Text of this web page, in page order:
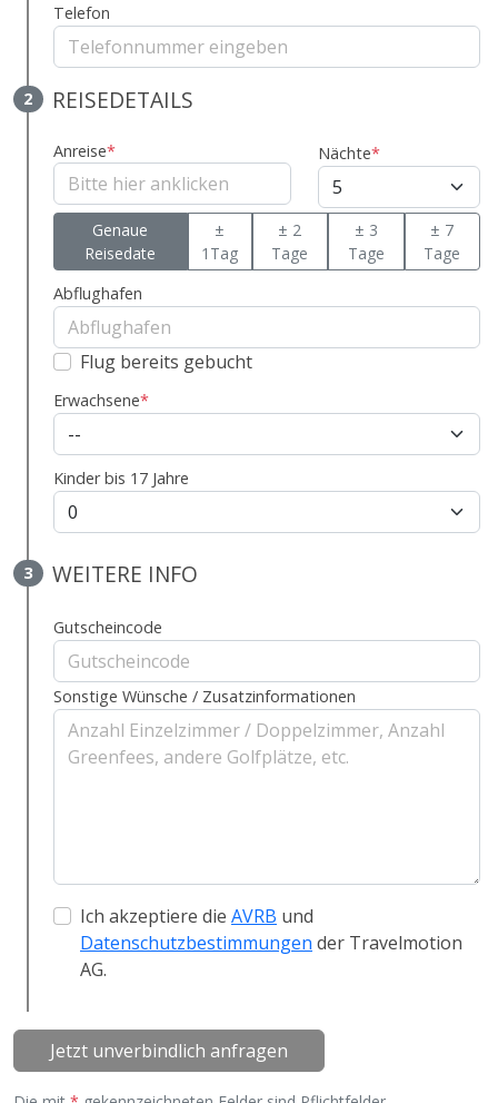
Telefon
2 REISEDETAILS
Anreise* Nächte*
Genaue
Reisedate
±
1Tag
± 2
Tage
± 3
Tage
± 7
Tage
Abflughafen
Flug bereits gebucht
Erwachsene*
Kinder bis 17 Jahre
3 WEITERE INFO
Gutscheincode
Sonstige Wünsche / Zusatzinformationen
Ich akzeptiere die AVRB und
Datenschutzbestimmungen der Travelmotion
AG.
Jetzt unverbindlich anfragen